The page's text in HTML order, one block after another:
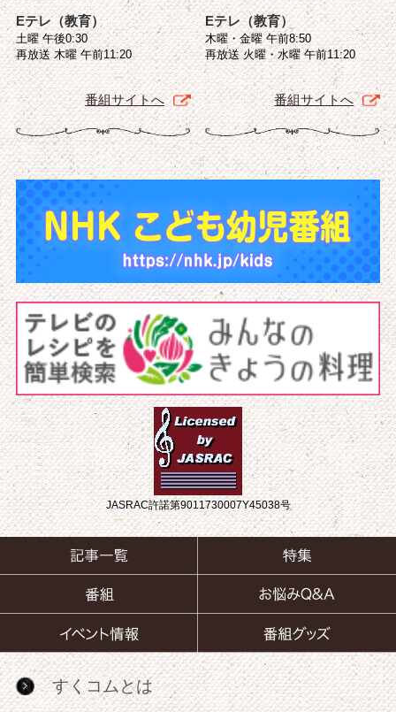
Eテレ（教育）
土曜 午後0:30
再放送 木曜 午前11:20
番組サイトへ
Eテレ（教育）
木曜・金曜 午前8:50
再放送 火曜・水曜 午前11:20
番組サイトへ
JASRAC許諾第9011730007Y45038号
すくコムとは